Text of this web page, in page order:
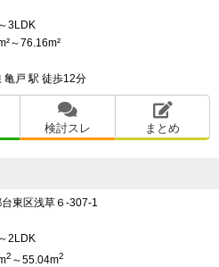
勤ラッシュが恐ろしい。
残念な点
は充実しているため、空き巣
ロックの人の多さが人目を
3LDK
～76.16m²
亀戸 駅 徒歩12分
検討スレ まとめ
東区浅草６-307-1
2LDK
2 ～55.04m2